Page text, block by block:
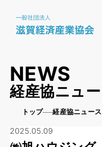
NEWS
経産協ニュ
トップ 経産協ニュース
2025.05.09